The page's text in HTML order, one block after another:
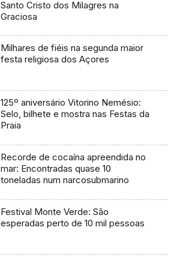
Santo Cristo dos Milagres na
Graciosa
Milhares de fiéis na segunda maior
festa religiosa dos Açores
125º aniversário Vitorino Nemésio:
Selo, bilhete e mostra nas Festas da
Praia
Recorde de cocaína apreendida no
mar: Encontradas quase 10
toneladas num narcosubmarino
Festival Monte Verde: São
esperadas perto de 10 mil pessoas